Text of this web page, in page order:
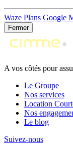
Waze Plans Google
Fermer
A vos côtés pour
Le Groupe
Nos services
Location
Nos
Le blog
Suivez-nous